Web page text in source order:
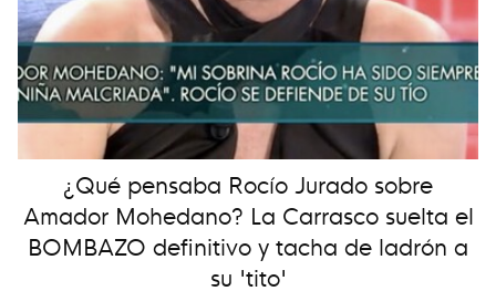
¿Qué pensaba Rocío Jurado sobre
Amador Mohedano? La Carrasco suelta el
BOMBAZO definitivo y tacha de ladrón a
su 'tito'